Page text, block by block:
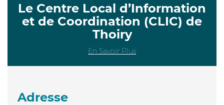
Le Centre Local d’Information
et de Coordination (CLIC) de
Thoiry
En Savoir Plus
Adresse